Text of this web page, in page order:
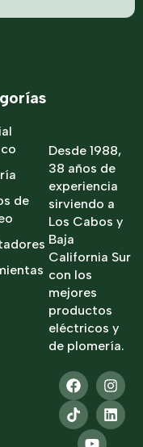
Desde 1988,
38 años de
experiencia
sirviendo a
Los Cabos y
Baja
California Sur
con los
mejores
productos
eléctricos y
de plomería.
de